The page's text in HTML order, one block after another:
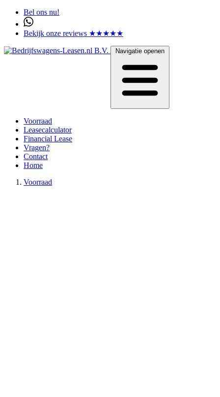
Bel ons nu!
Bekijk onze reviews ★★★★★
Navigatie openen
Voorraad
Leasecalculator
Financial Lease
Vragen?
Contact
Home
Voorraad